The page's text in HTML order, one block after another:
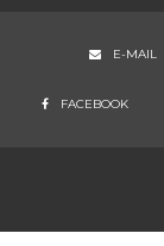
E-MAIL
FACEBOOK